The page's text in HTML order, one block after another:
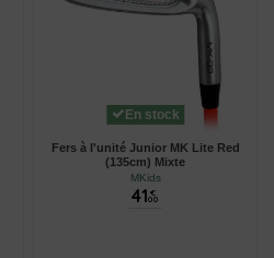
En stock
Fers à l'unité Junior MK Lite Red
(135cm) Mixte
MKids
41 €
00